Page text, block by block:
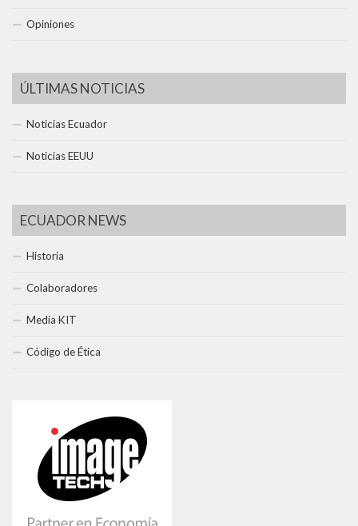
Opiniones
ÚLTIMAS NOTICIAS
Noticias Ecuador
Noticias EEUU
ECUADOR NEWS
Historia
Colaboradores
Media KIT
Código de Ética